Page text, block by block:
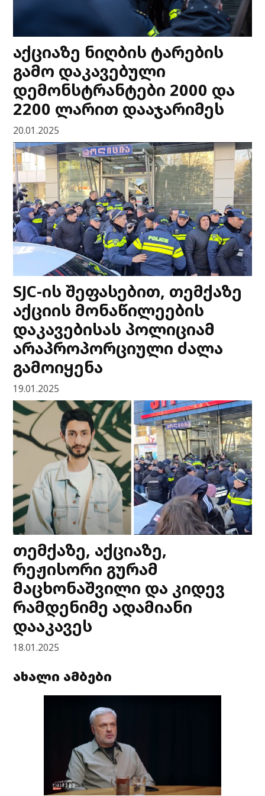
აქციაზე ნიღბის ტარების
გამო დაკავებული
დემონსტრანტები 2000 და
2200 ლარით დააჯარიმეს
20.01.2025
SJC-ის შეფასებით, თემქაზე
აქციის მონაწილეების
დაკავებისას პოლიციამ
არაპროპორციული ძალა
გამოიყენა
19.01.2025
თემქაზე, აქციაზე,
რეჟისორი გურამ
მაცხონაშვილი და კიდევ
რამდენიმე ადამიანი
დააკავეს
18.01.2025
ახალი ამბები